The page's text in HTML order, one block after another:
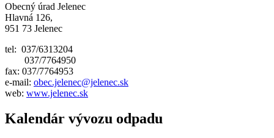
Obecný úrad Jelenec
Hlavná 126,
951 73 Jelenec
tel: 037/6313204
037/7764950
fax: 037/7764953
e-mail: obec.jelenec@jelenec.sk
web: www.jelenec.sk
Kalendár vývozu odpadu